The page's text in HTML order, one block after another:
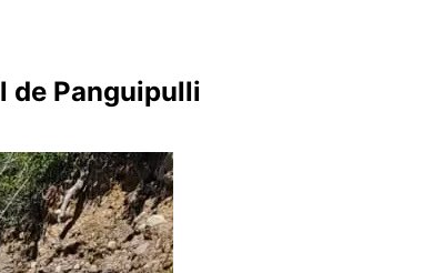
de Panguipulli